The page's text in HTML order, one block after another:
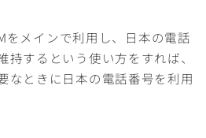
をメインで利用し、日本の電話
持するという使い方をすれば、
なときに日本の電話番号を利用